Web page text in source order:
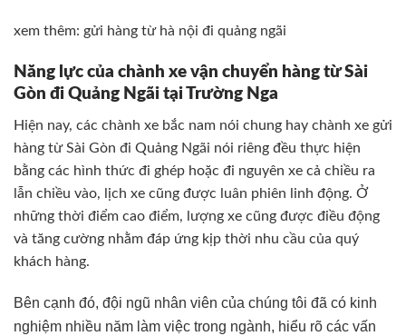
xem thêm: gửi hàng từ hà nội đi quảng ngãi
Năng lực của chành xe vận chuyển hàng từ Sài
Gòn đi Quảng Ngãi tại Trường Nga
Hiện nay, các chành xe bắc nam nói chung hay chành xe gửi
hàng từ Sài Gòn đi Quảng Ngãi nói riêng đều thực hiện
bằng các hình thức đi ghép hoặc đi nguyên xe cả chiều ra
lẫn chiều vào, lịch xe cũng được luân phiên linh động. Ở
những thời điểm cao điểm, lượng xe cũng được điều động
và tăng cường nhằm đáp ứng kịp thời nhu cầu của quý
khách hàng.
Bên cạnh đó, đội ngũ nhân viên của chúng tôi đã có kinh
nghiệm nhiều năm làm việc trong ngành, hiểu rõ các vấn